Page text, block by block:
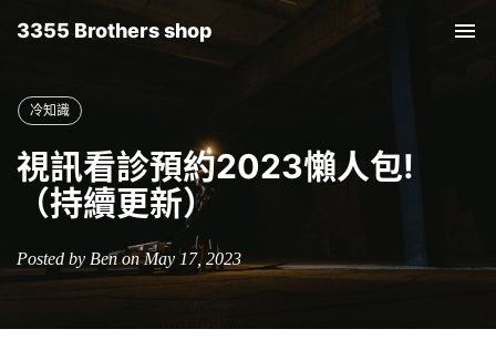
3355 Brothers shop
冷知識
視訊看診預約2023懶人包!
（持續更新）
Posted by Ben on May 17, 2023